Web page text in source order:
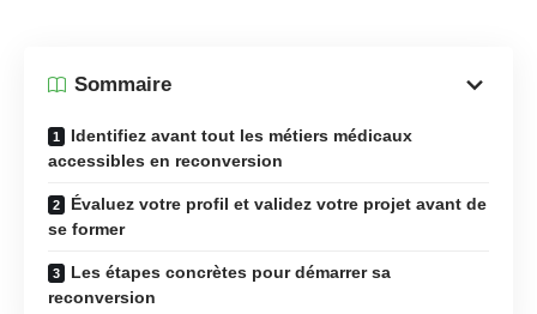
Sommaire
Identifiez avant tout les métiers médicaux
accessibles en reconversion
Évaluez votre profil et validez votre projet avant de
se former
Les étapes concrètes pour démarrer sa
reconversion